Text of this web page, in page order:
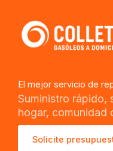
contenido
El mejor servicio de
Suministro rápido,
hogar, comunidad
Solicite